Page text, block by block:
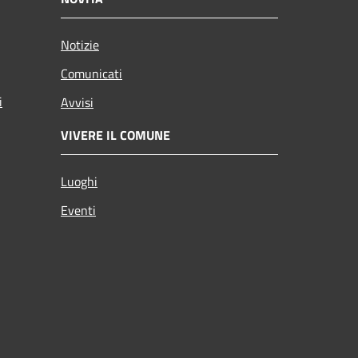
Notizie
Comunicati
Avvisi
VIVERE IL COMUNE
Luoghi
Eventi